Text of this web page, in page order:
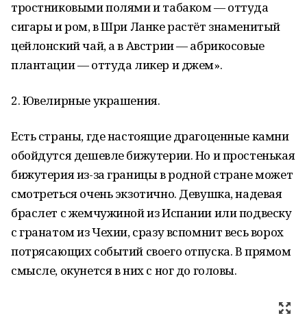
тростниковыми полями и табаком — оттуда
сигары и ром, в Шри Ланке растёт знаменитый
цейлонский чай, а в Австрии — абрикосовые
плантации — оттуда ликер и джем».
2. Ювелирные украшения.
Есть страны, где настоящие драгоценные камни
обойдутся дешевле бижутерии. Но и простенькая
бижутерия из-за границы в родной стране может
смотреться очень экзотично. Девушка, надевая
браслет с жемчужиной из Испании или подвеску
с гранатом из Чехии, сразу вспомнит весь ворох
потрясающих событий своего отпуска. В прямом
смысле, окунется в них с ног до головы.